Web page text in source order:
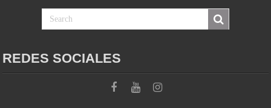
REDES SOCIALES